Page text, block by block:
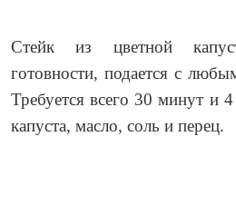
Стейк из цветной
готовности, подается с
Требуется всего 30 минут и
капуста, масло, соль и перец.